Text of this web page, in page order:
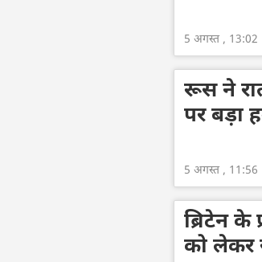
5 अगस्त , 13:02
रूस ने
पर बड़ा
5 अगस्त , 11:56
ब्रिटेन के
को लेकर